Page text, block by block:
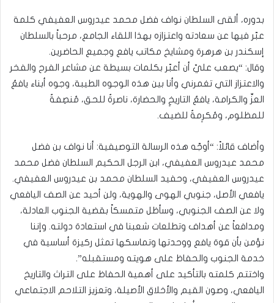
بدوره، ألقى السلطان نواف فضل محمد عيدروس العفيفي كلمة
عبّر فيها عن سعادته واعتزازه بهذا اللقاء الجامع، مرحباً بالسلطان
إسكندر بن هرهرة ومشايخ مكاتب يافع وجميع الحاضرين.
وقال: “يصعب عليّ أن أعبّر بكلمات بسيطة عن مشاعر الفرح والفخر
والاعتزاز التي تغمرني وأنا بين هذه الوجوه الطيبة، وجوه أبناء يافعُ
العزِّ والكرامة، يافعُ التاريخِ والحضارة، ناصرةٌ للحق، مُنصِفةٌ
للمظلوم، ومُكرِمةٌ للضيف.
وأضاف قائلاً: “أوجّه هذه الرسالة التوصيفية: أنا نواف بن فضل
محمد عيدروس العفيفي، ابن الرجل الحكيم السلطان فضل محمد
عيدروس العفيفي، وحفيد السلطان محمد بن عيدروس العفيفي.
يافعي الأصل، جنوبي الهوى والهوية، ولن أحيد عن الصف اليافعي
ولا عن الصف الجنوبي، وسأظل متمسكاً بقضية الجنوب العادلة،
ومدافعاً عن أهداف وتطلعات شعبنا في استعادة دولته. وإننا
نؤمن بأن قوة يافع ووحدتها وتماسكها تمثل ركيزة أساسية في
خدمة الجنوب والحفاظ على هويته ومستقبله”.
واختتم كلمته بالتأكيد على أهمية الحفاظ على التراث والتاريخ
اليافعي، وصون القيم والأخلاق الأصيلة، وتعزيز التلاحم الاجتماعي